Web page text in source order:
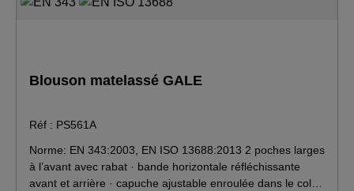
Blouson matelassé GALE
Réf : PS561A
Norme: EN 343:2003, EN ISO 13688:2013 2 poches larges
à l’avant avec rabat · bande horizontale réfléchissante
avant et arrière · capuche ajustable enroulée dans le col ·